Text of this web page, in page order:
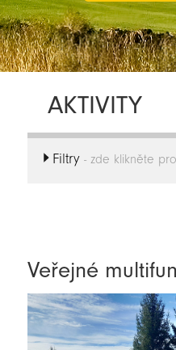
AKTIVITY
Filtry- zde klikněte
Veřejné